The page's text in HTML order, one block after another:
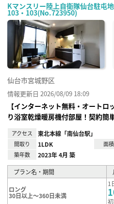
Kマンスリー陸上自衛隊仙台駐屯
103・103(No.723950)
仙台市宮城野区
情報更新日 2026/08/09 18:09
【インターネット無料・オート
り浴室乾燥暖房機付部屋！契約簡
アクセス 東北本線「南仙台駅」
間取り 1LDK 面積
築年数 2023年 4月 築
プラン名・期間
ロング
30日以上～360日未満
1